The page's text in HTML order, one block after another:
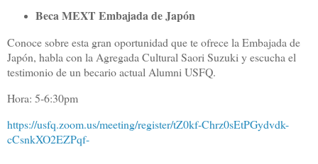
Beca MEXT Embajada de Japón
Conoce sobre esta gran oportunidad que te ofrece la Embajada de
Japón, habla con la Agregada Cultural Saori Suzuki y escucha el
testimonio de un becario actual Alumni USFQ.
Hora: 5-6:30pm
https://usfq.zoom.us/meeting/register/tZ0kf-Chrz0sEtPGydvdk-
cCsnkXO2EZPqf-